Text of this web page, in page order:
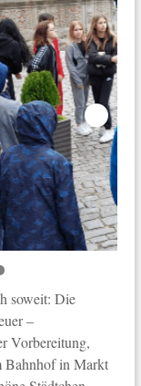
soweit: Die
–
Vorbereitung,
Bahnhof in Markt